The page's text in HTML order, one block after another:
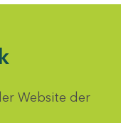
Website der